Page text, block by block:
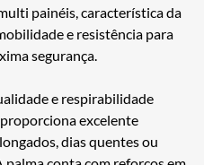
painéis, característica da
e resistência para
segurança.
e respirabilidade
excelente
dias quentes ou